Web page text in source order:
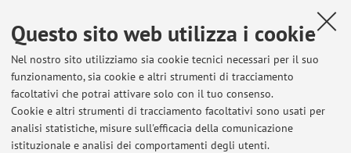
Questo sito web utilizza i cookie
Nel nostro sito utilizziamo sia cookie tecnici necessari per il suo
funzionamento, sia cookie e altri strumenti di tracciamento
facoltativi che potrai attivare solo con il tuo consenso.
Cookie e altri strumenti di tracciamento facoltativi sono usati per
analisi statistiche, misure sull'efficacia della comunicazione
istituzionale e analisi dei comportamenti degli utenti.
Orario di ricevimento
Ricevimento il martedì dalle ore 9 alle 11, presso lo studio 57,
via Filippo Re n. 6. Su appuntamento, accordandosi via mail.